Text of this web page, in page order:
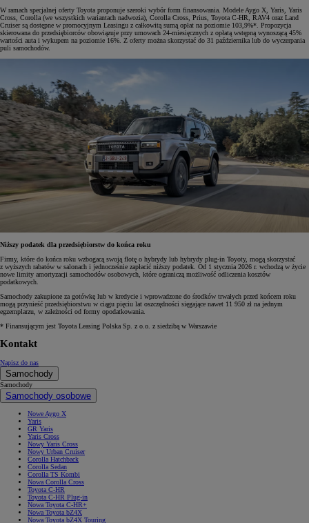
W ramach specjalnej oferty Toyota proponuje szeroki wybór form finansowania. Modele Aygo X, Yaris, Yaris
Cross, Corolla (we wszystkich wariantach nadwozia), Corolla Cross, Prius, Toyota C-HR, RAV4 oraz Land
Cruiser są dostępne w promocyjnym Leasingu z całkowitą sumą opłat na poziomie 103,9%*. Propozycja
skierowana do przedsiębiorców obowiązuje przy umowach 24-miesięcznych z opłatą wstępną wynoszącą 45%
wartości auta i wykupem na poziomie 16%. Z oferty można skorzystać do 31 października lub do wyczerpania
puli samochodów.
Niższy podatek dla przedsiębiorstw do końca roku
Firmy, które do końca roku wzbogacą swoją flotę o hybrydy lub hybrydy plug-in Toyoty, mogą skorzystać
z wyższych rabatów w salonach i jednocześnie zapłacić niższy podatek. Od 1 stycznia 2026 r. wchodzą w życie
nowe limity amortyzacji samochodów osobowych, które ograniczą możliwość odliczenia kosztów
podatkowych.
Samochody zakupione za gotówkę lub w kredycie i wprowadzone do środków trwałych przed końcem roku
mogą przynieść przedsiębiorstwu w ciągu pięciu lat oszczędności sięgające nawet 11 950 zł na jednym
egzemplarzu, w zależności od formy opodatkowania.
* Finansującym jest Toyota Leasing Polska Sp. z o.o. z siedzibą w Warszawie
Kontakt
Napisz do nas
Samochody
Samochody
Samochody osobowe
Nowe Aygo X
Yaris
GR Yaris
Yaris Cross
Nowy Yaris Cross
Nowy Urban Cruiser
Corolla Hatchback
Corolla Sedan
Corolla TS Kombi
Nowa Corolla Cross
Toyota C-HR
Toyota C-HR Plug-in
Nowa Toyota C-HR+
Nowa Toyota bZ4X
Nowa Toyota bZ4X Touring